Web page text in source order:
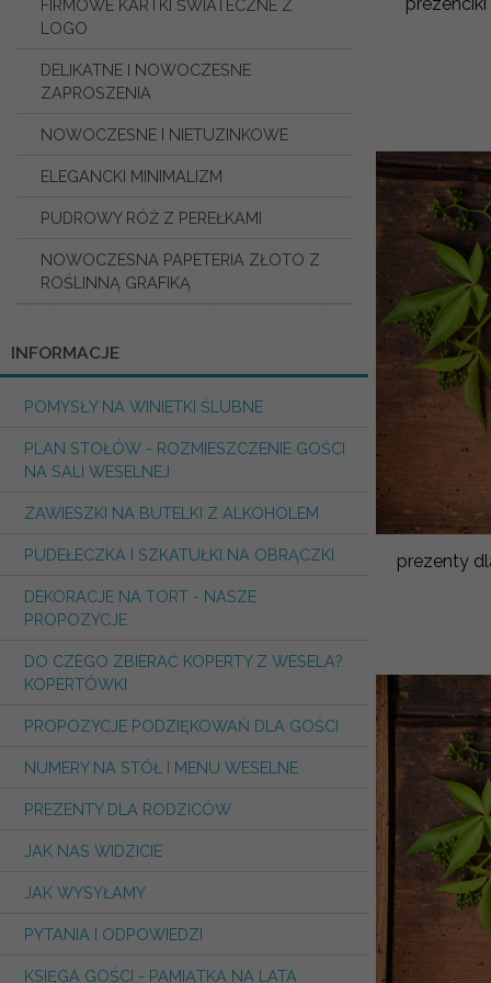
FIRMOWE KARTKI ŚWIATECZNE Z
LOGO
DELIKATNE I NOWOCZESNE
ZAPROSZENIA
NOWOCZESNE I NIETUZINKOWE
ELEGANCKI MINIMALIZM
PUDROWY RÓŻ Z PEREŁKAMI
NOWOCZESNA PAPETERIA ZŁOTO Z
ROŚLINNĄ GRAFIKĄ
INFORMACJE
POMYSŁY NA WINIETKI ŚLUBNE
PLAN STOŁÓW - ROZMIESZCZENIE GOŚCI
NA SALI WESELNEJ
ZAWIESZKI NA BUTELKI Z ALKOHOLEM
PUDEŁECZKA I SZKATUŁKI NA OBRĄCZKI
DEKORACJE NA TORT - NASZE
PROPOZYCJE
DO CZEGO ZBIERAĆ KOPERTY Z WESELA?
KOPERTÓWKI
PROPOZYCJE PODZIĘKOWAŃ DLA GOŚCI
NUMERY NA STÓŁ I MENU WESELNE
PREZENTY DLA RODZICÓW
JAK NAS WIDZICIE
JAK WYSYŁAMY
PYTANIA I ODPOWIEDZI
KSIĘGA GOŚCI - PAMIĄTKA NA LATA
prezenty